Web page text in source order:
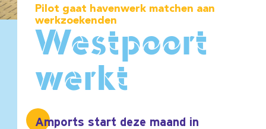
Pilot gaat havenwerk matchen aan
werkzoekenden
Westpoort
werkt
Amports start deze maand in